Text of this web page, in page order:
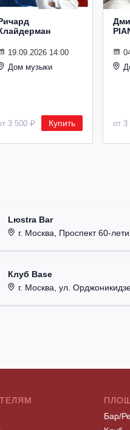
19.09.2026 14:00
Дом музыки
3 500 ₽ Купить от
Lюstra Bar
г. Москва, Проспект 60-
Клуб Base
г. Москва, ул.
Бар/